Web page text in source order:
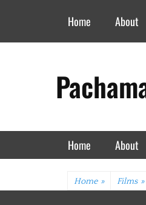
Home About
Primary Menu
Skip
to
Home About
Home » Films »